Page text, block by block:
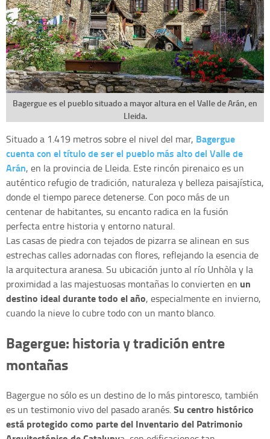
Bagergue es el pueblo situado a mayor altura en el Valle de Arán, en
Lleida.
Situado a 1.419 metros sobre el nivel del mar, Bagergue
cuenta con el título de ser el pueblo más alto del Valle de
Arán, en la provincia de Lleida. Este rincón pirenaico es un
auténtico refugio de tradición, naturaleza y belleza paisajística,
donde el tiempo parece detenerse. Con poco más de un
centenar de habitantes, su encanto radica en la fusión
perfecta entre historia y entorno natural.
Las casas de piedra con tejados de pizarra se alinean en sus
estrechas calles adornadas con flores, reflejando la esencia de
la arquitectura aranesa. Su ubicación junto al río Unhòla y la
proximidad a las majestuosas montañas lo convierten en un
destino ideal durante todo el año, especialmente en invierno,
cuando la nieve lo cubre todo con un manto blanco.
Bagergue: historia y tradición entre
montañas
Bagergue no sólo es un destino de lo más pintoresco, también
es un testimonio vivo del pasado aranés.Su centro histórico
está protegido como parte del Inventario del Patrimonio